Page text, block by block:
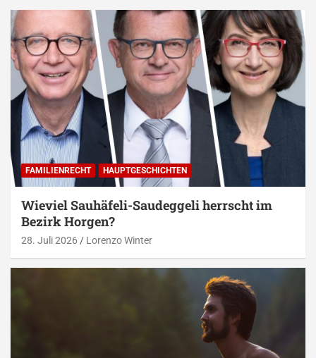
FAMILIENRECHT HAUPTGESCHICHTEN
Wieviel Sauhäfeli-Saudeggeli herrscht im
Bezirk Horgen?
28. Juli 2026 Lorenzo Winter